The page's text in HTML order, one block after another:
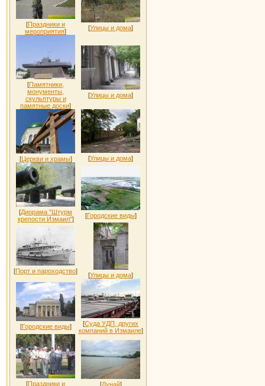
[Праздники и
мероприятия] [Улицы и дома]
[Памятники,
монументы,
скульптуры и
памятные доски]
[Улицы и дома]
[Церкви и храмы] [Улицы и дома]
[Диорама "Штурм
крепости Измаил"] [Городские виды]
[Порт и пароходство]
[Улицы и дома]
[Городские виды] [Суда УДП, других
компаний в Измаиле]
[Праздники и
[Дунай]